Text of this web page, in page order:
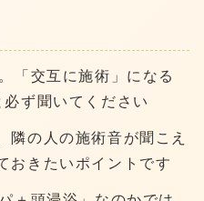
「交互に施術」になる
ず聞いてください
の人の施術音が聞こえ
おきたいポイントです